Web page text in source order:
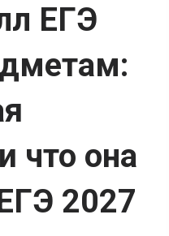
ЕГЭ
что она
2027